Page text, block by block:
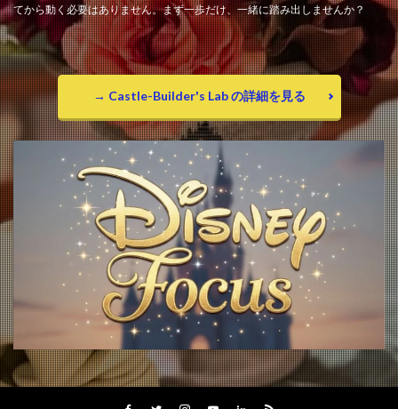
てから動く必要はありません。まず一歩だけ、一緒に踏み出しませんか？
→ Castle-Builder's Lab の詳細を見る